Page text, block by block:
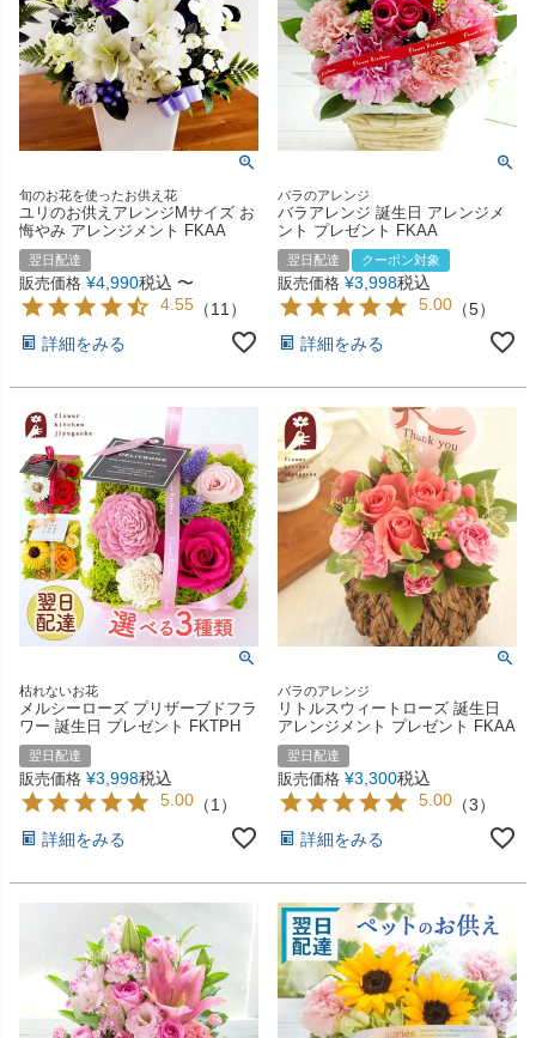
旬のお花を使ったお供え花
ユリのお供えアレンジMサイズ お
悔やみ アレンジメント FKAA
翌日配達
販売価格 ¥4,990税込 〜
4.55 （11 ）
詳細をみる
バラのアレンジ
バラアレンジ 誕生日 アレンジメ
ント プレゼント FKAA
翌日配達 クーポン対象
販売価格 ¥3,998税込
5.00 （5）
詳細をみる
枯れないお花
メルシーローズ プリザーブドフラ
ワー 誕生日 プレゼント FKTPH
翌日配達
販売価格 ¥3,998税込
5.00 （1 ）
詳細をみる
バラのアレンジ
リトルスウィートローズ 誕生日
アレンジメント プレゼント FKAA
翌日配達
販売価格 ¥3,300税込
5.00 （3）
詳細をみる